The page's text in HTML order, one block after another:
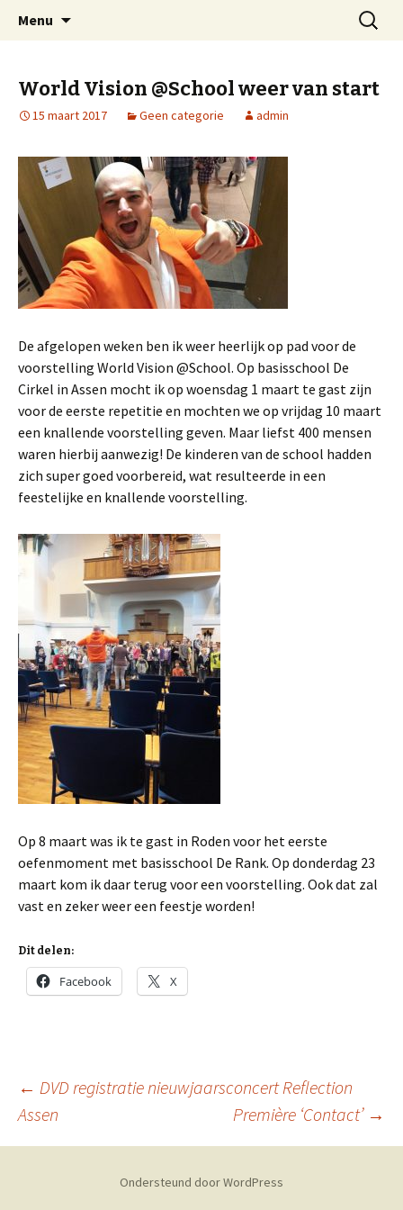
Arnold Wienen
Welkom op mijn website
Menu
Zoeken
naar:
World Vision @School weer van start
15 maart 2017 Geen categorie admin
De afgelopen weken ben ik weer heerlijk op pad voor de
voorstelling World Vision @School. Op basisschool De
Cirkel in Assen mocht ik op woensdag 1 maart te gast zijn
voor de eerste repetitie en mochten we op vrijdag 10 maart
een knallende voorstelling geven. Maar liefst 400 mensen
waren hierbij aanwezig! De kinderen van de school hadden
zich super goed voorbereid, wat resulteerde in een
feestelijke en knallende voorstelling.
Op 8 maart was ik te gast in Roden voor het eerste
oefenmoment met basisschool De Rank. Op donderdag 23
maart kom ik daar terug voor een voorstelling. Ook dat zal
vast en zeker weer een feestje worden!
Dit delen:
Facebook X
Berichtnavigatie
← DVD registratie nieuwjaarsconcert Reflection
Assen
Première ‘Contact’ →
Ondersteund door WordPress